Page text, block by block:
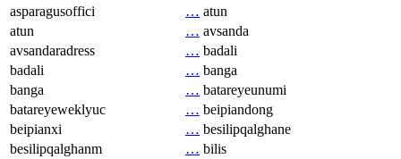
asparagusoffici
… atun
atun
… avsanda
avsandaradress
… badali
badali
… banga
banga
… batareyeunumi
batareyeweklyuc
… beipiandong
beipianxi
… besilipqalghane
besilipqalghanm
… bilis